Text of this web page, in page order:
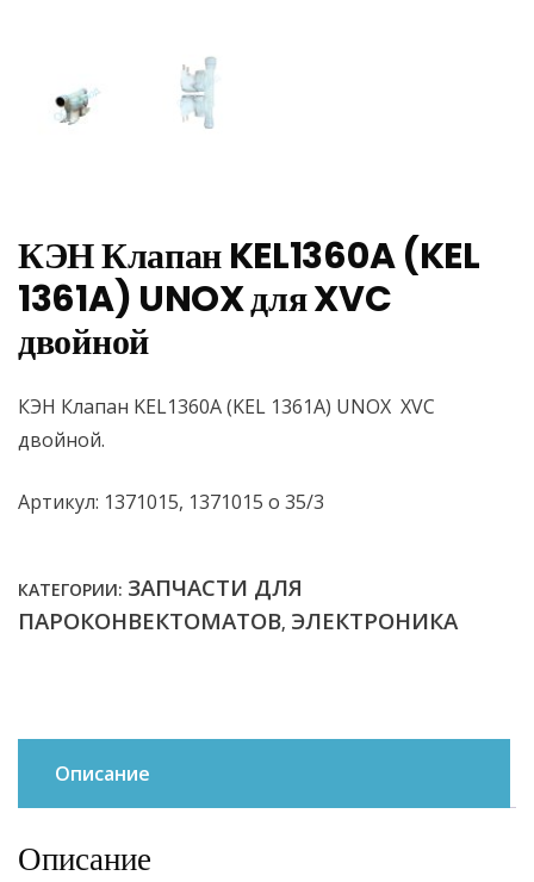
КЭН Клапан KEL1360A (KEL
1361A) UNOX для XVC
двойной
КЭН Клапан KEL1360A (KEL 1361A) UNOX XVC
двойной.
Артикул: 1371015, 1371015 о 35/3
КАТЕГОРИИ: ЗАПЧАСТИ ДЛЯ
ПАРОКОНВЕКТОМАТОВ, ЭЛЕКТРОНИКА
Описание
Описание